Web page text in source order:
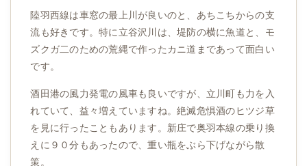
陸羽西線は車窓の最上川が良いのと、あちこちからの支
流も好きです。特に立谷沢川は、堤防の横に魚道と、モ
ズクガ二のための荒縄で作ったカニ道まであって面白い
です。
酒田港の風力発電の風車も良いですが、立川町も力を入
れていて、益々増えていますね。絶滅危惧酒のヒツジ草
を見に行ったこともあります。新庄で奥羽本線の乗り換
えに９０分もあったので、重い瓶をぶら下げながら散
策。